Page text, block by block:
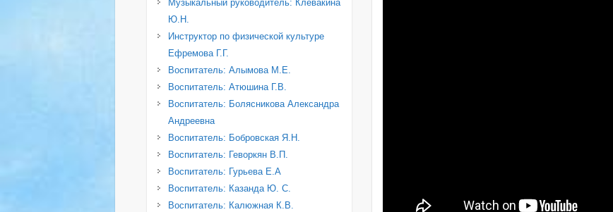
Музыкальный руководитель: Клевакина
Ю.Н.
Инструктор по физической культуре
Ефремова Г.Г.
Воспитатель: Алымова М.Е.
Воспитатель: Атюшина Г.В.
Воспитатель: Болясникова Александра
Андреевна
Воспитатель: Бобровская Я.Н.
Воспитатель: Геворкян В.П.
Воспитатель: Гурьева Е.А
Воспитатель: Казанда Ю. С.
Воспитатель: Калюжная К.В.